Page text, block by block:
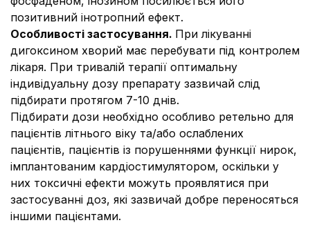
позитивний інотропний ефект.
Особливості застосування. При лікуванні
дигоксином хворий має перебувати під контролем
лікаря. При тривалій терапії оптимальну
індивідуальну дозу препарату зазвичай слід
підбирати протягом 7-10 днів.
Підбирати дози необхідно особливо ретельно для
пацієнтів літнього віку та/або ослаблених
пацієнтів, пацієнтів із порушеннями функції нирок,
імплантованим кардіостимулятором, оскільки у
них токсичні ефекти можуть проявлятися при
застосуванні доз, які зазвичай добре переносяться
іншими пацієнтами.